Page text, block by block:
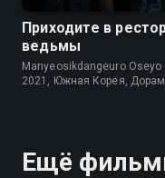
Приходите в
ведьмы
Manyeosikdangeuro Oseyo
2021, Южная Корея,
Ещё